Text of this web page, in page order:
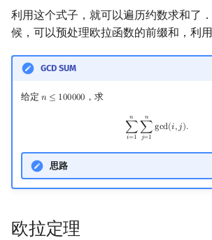
利用这个式子，就可以遍历约数求和了
候，可以预处理欧拉函数的前缀和，利
GCD SUM
给定 𝑛 ≤ 100000
n≤100000 ，求
𝑛
∑
𝑖=1
𝑛
∑
𝑗=1
gcd(𝑖,𝑗).
i=1n∑j= gcd ,
思路
欧拉定理